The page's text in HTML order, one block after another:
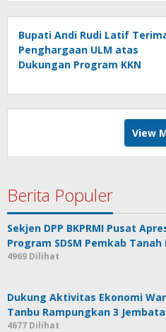
Bupati Andi Rudi Latif
Penghargaan ULM atas
Dukungan Program KKN
View
Berita Populer
Sekjen DPP BKPRMI Pusat
Program SDSM Pemkab Tanah
4969 Dilihat
Dukung Aktivitas Ekonomi
Tanbu Rampungkan 3
4677 Dilihat